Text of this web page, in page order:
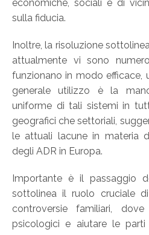
economiche, sociali e di
sulla fiducia.
Inoltre, la risoluzione
attualmente vi sono
funzionano in modo efficace,
generale utilizzo è la
uniforme di tali sistemi in
geografici che settoriali,
le attuali lacune in materia
degli ADR in Europa.
Importante è il passaggio
sottolinea il ruolo cruciale
controversie familiari,
psicologici e aiutare le